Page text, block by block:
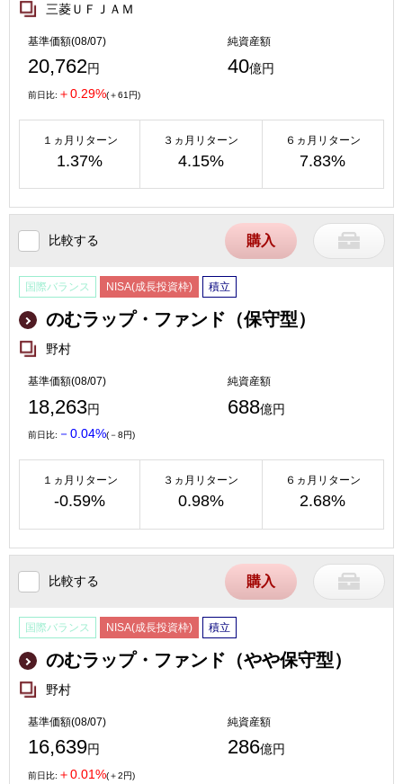
三菱ＵＦＪＡＭ
基準価額(08/07)
20,762円
純資産額
40億円
前日比: ＋0.29%(＋61円)
１ヵ月リターン
1.37%
３ヵ月リターン
4.15%
６ヵ月リターン
7.83%
比較する 購入
国際バランス NISA(成長投資枠) 積立
のむラップ・ファンド（保守型）
野村
基準価額(08/07)
18,263円
純資産額
688億円
前日比: －0.04%(－8円)
１ヵ月リターン
-0.59%
３ヵ月リターン
0.98%
６ヵ月リターン
2.68%
比較する 購入
国際バランス NISA(成長投資枠) 積立
のむラップ・ファンド（やや保守型）
野村
基準価額(08/07)
16,639円
純資産額
286億円
前日比: ＋0.01%(＋2円)